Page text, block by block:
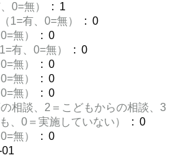
0=無）
: 1
1=有、0=無）
: 0
無）
: 0
有、0=無）
: 0
無）
: 0
無）
: 0
無）
: 0
相談、2＝こどもからの相談、3
、0＝実施していない）
: 0
無）
: 0